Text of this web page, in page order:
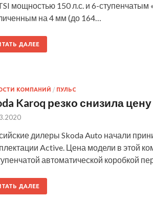
мощностью 150 л.с. и 6-
на 4 мм (до 164…
ДАЛЕЕ
КОМПАНИЙ / ПУЛЬС
Karoq резко снизила
дилеры Skoda Auto начали
Active. Цена модели в этой
автоматической коробкой
ДАЛЕЕ